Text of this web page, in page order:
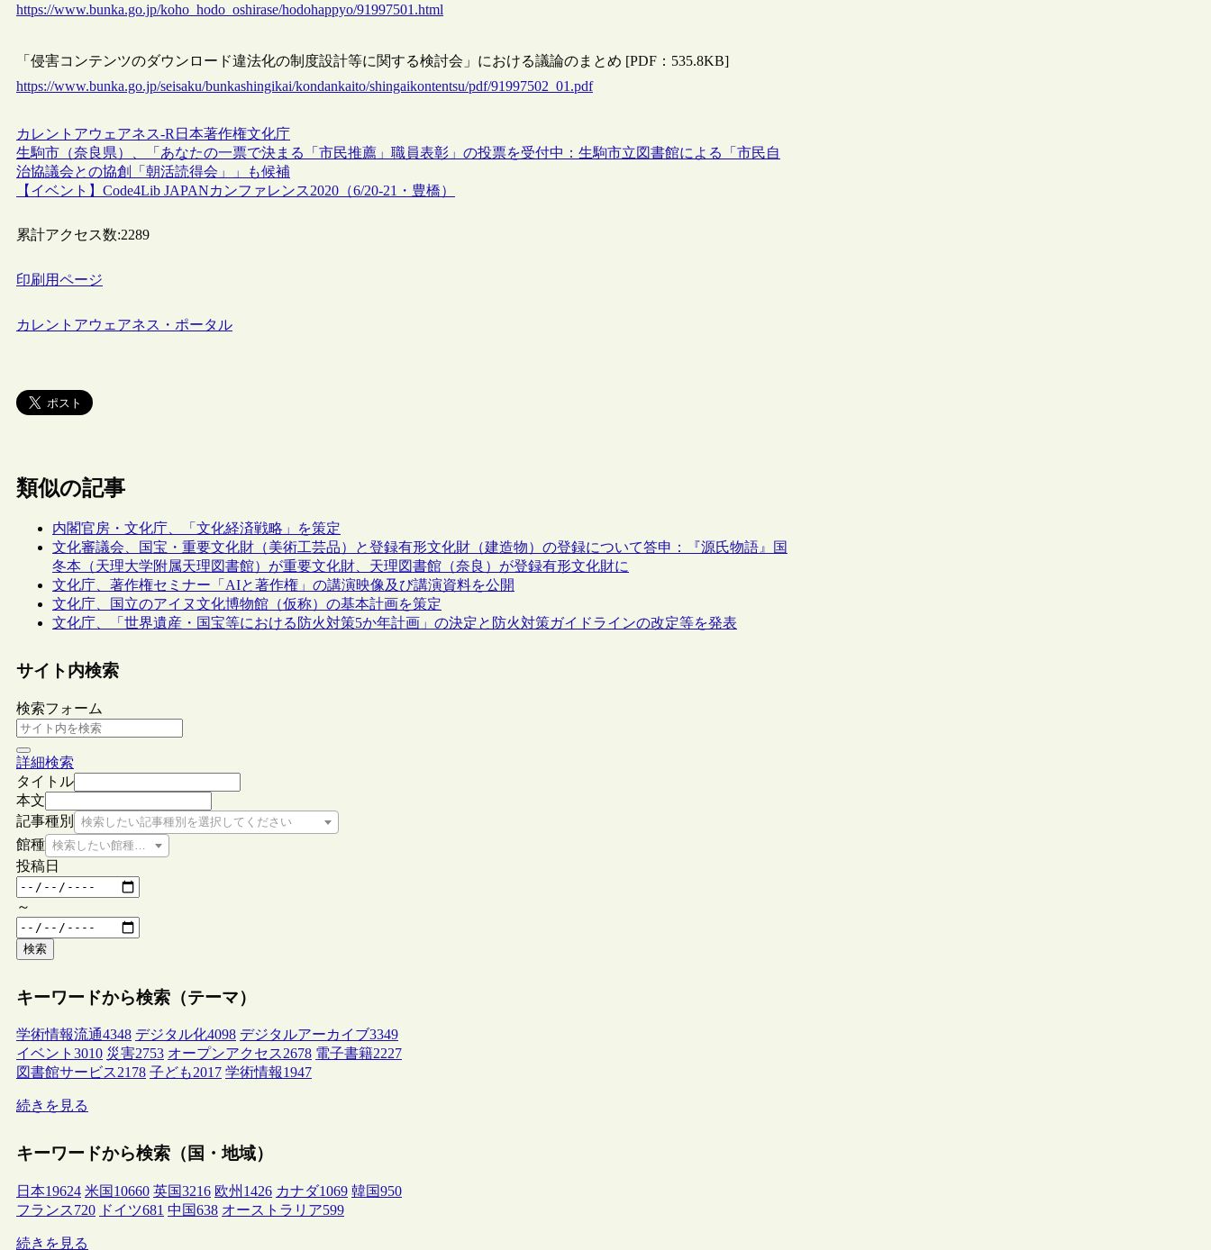
https://www.bunka.go.jp/koho_hodo_oshirase/hodohappyo/91997501.html
「侵害コンテンツのダウンロード違法化の制度設計等に関する検討会」における議論のまとめ [PDF：535.8KB]
https://www.bunka.go.jp/seisaku/bunkashingikai/kondankaito/shingaikontentsu/pdf/91997502_01.pdf
カレントアウェアネス-R 日本著作権文化庁
生駒市（奈良県）、「あなたの一票で決まる「市民推薦」職員表彰」の投票を受付中：生駒市立図書館による「市民自
治協議会との協創「朝活読得会」」も候補
【イベント】Code4Lib JAPANカンファレンス2020（6/20-21・豊橋）
累計アクセス数:2289
印刷用ページ
カレントアウェアネス・ポータル
類似の記事
内閣官房・文化庁、「文化経済戦略」を策定
文化審議会、国宝・重要文化財（美術工芸品）と登録有形文化財（建造物）の登録について答申：『源氏物語』国
冬本（天理大学附属天理図書館）が重要文化財、天理図書館（奈良）が登録有形文化財に
文化庁、著作権セミナー「AIと著作権」の講演映像及び講演資料を公開
文化庁、国立のアイヌ文化博物館（仮称）の基本計画を策定
文化庁、「世界遺産・国宝等における防火対策5か年計画」の決定と防火対策ガイドラインの改定等を発表
サイト内検索
検索フォーム
詳細検索
タイトル
本文
記事種別
検索したい記事種別を選択してください
館種 検索したい館種を選択してください
投稿日
～
検索
キーワードから検索（テーマ）
学術情報流通4348 デジタル化4098 デジタルアーカイブ3349
イベント 3010 災害2753 オープンアクセス2678 電子書籍2227
図書館サービス2178 子ども2017 学術情報1947
続きを見る
キーワードから検索（国・地域）
日本19624 米国 10660 英国3216 欧州 1426 カナダ1069 韓国950
フランス720 ドイツ681 中国638 オーストラリア599
続きを見る